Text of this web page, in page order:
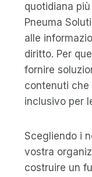
quotidiana
Pneuma
alle
diritto. Per
fornire
contenuti che
inclusivo per
Scegliendo i
vostra
costruire un